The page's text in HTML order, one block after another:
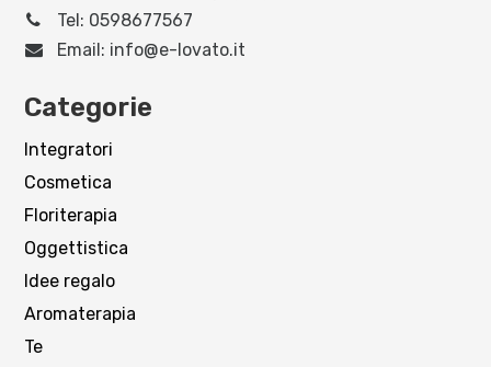
Tel: 0598677567
Email: info@e-lovato.it
Categorie
Integratori
Cosmetica
Floriterapia
Oggettistica
Idee regalo
Aromaterapia
Te